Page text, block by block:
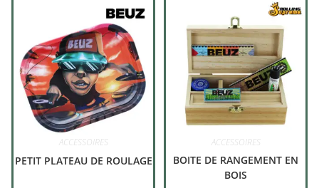
ACCESSOIRES
PETIT PLATEAU DE ROULAGE
ACCESSOIRES
BOITE DE RANGEMENT EN
BOIS